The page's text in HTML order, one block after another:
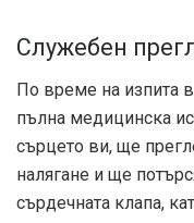
Служебен
По време на изпита
пълна медицинска
сърцето ви, ще
налягане и ще
сърдечната клапа,